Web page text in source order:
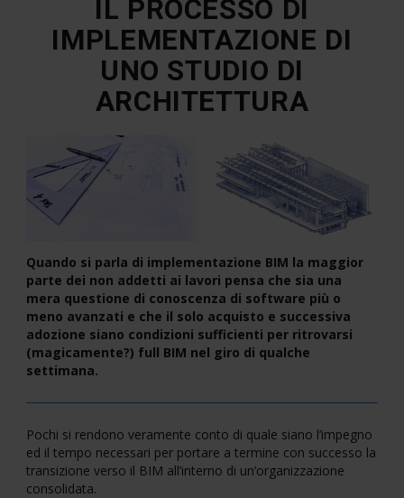
IL PROCESSO DI
IMPLEMENTAZIONE DI
UNO STUDIO DI
ARCHITETTURA
Quando si parla di implementazione BIM la maggior
parte dei non addetti ai lavori pensa che sia una
mera questione di conoscenza di software più o
meno avanzati e che il solo acquisto e successiva
adozione siano condizioni sufficienti per ritrovarsi
(magicamente?) full BIM nel giro di qualche
settimana.
Pochi si rendono veramente conto di quale siano l’impegno
ed il tempo necessari per portare a termine con successo la
transizione verso il BIM all’interno di un’organizzazione
consolidata.